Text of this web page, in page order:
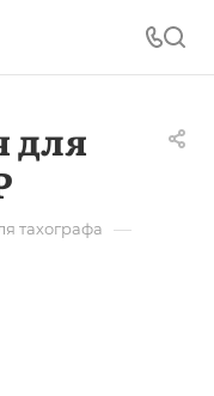
для
тахографа —